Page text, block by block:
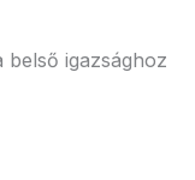
belső igazsághoz